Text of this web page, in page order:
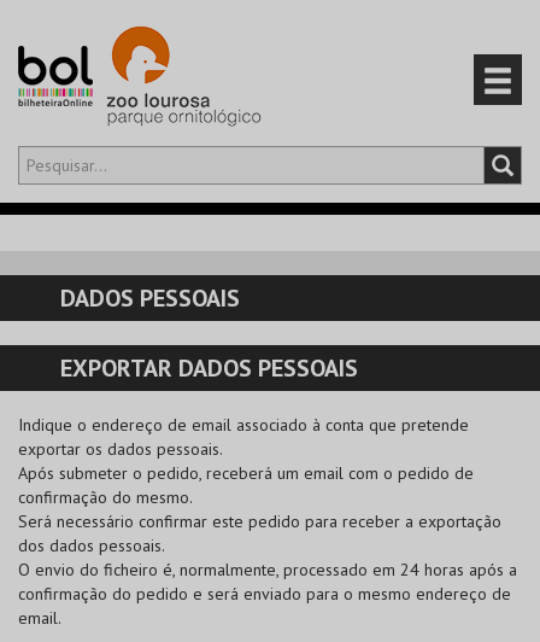
Olá,iniciar sessão
CARRINHO
EVENTOS
CARTÕES
PRODUTOS
DADOS PESSOAIS
EXPORTAR DADOS PESSOAIS
Indique o endereço de email associado à conta que pretende
exportar os dados pessoais.
Após submeter o pedido, receberá um email com o pedido de
confirmação do mesmo.
Será necessário confirmar este pedido para receber a exportação
dos dados pessoais.
O envio do ficheiro é, normalmente, processado em 24 horas após a
confirmação do pedido e será enviado para o mesmo endereço de
email.